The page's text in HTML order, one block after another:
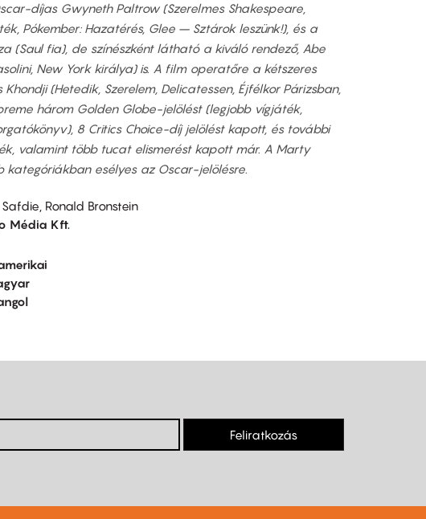
díjas Gwyneth Paltrow (Szerelmes Shakespeare,
Pókember: Hazatérés, Glee – Sztárok leszünk!), és a
(Saul fia), de színészként látható a kiváló rendező, Abe
New York királya) is. A film operatőre a kétszeres
(Hetedik, Szerelem, Delicatessen, Éjfélkor Párizsban,
három Golden Globe-jelölést (legjobb vígjáték,
8 Critics Choice-díj jelölést kapott, és további
valamint több tucat elismerést kapott már. A Marty
kategóriákban esélyes az Oscar-jelölésre.
Ronald Bronstein
Média Kft.
Feliratkozás